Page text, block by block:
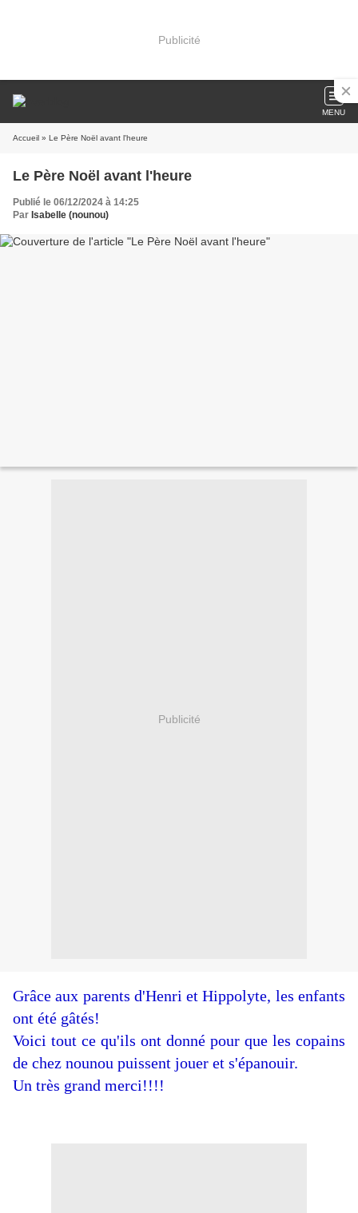
Publicité
MENU
Accueil » Le Père Noël avant l'heure
Le Père Noël avant l'heure
Publié le 06/12/2024 à 14:25
Par Isabelle (nounou)
Publicité
Grâce aux parents d'Henri et Hippolyte, les enfants
ont été gâtés!
Voici tout ce qu'ils ont donné pour que les copains
de chez nounou puissent jouer et s'épanouir.
Un très grand merci!!!!